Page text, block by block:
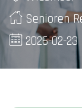
Senioren
2026-02-23